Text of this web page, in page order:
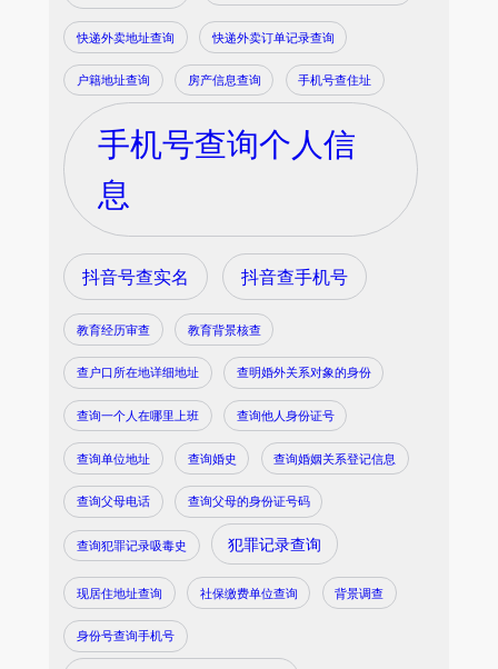
快递外卖地址查询 快递外卖订单记录查询
户籍地址查询 房产信息查询 手机号查住址
手机号查询个人信
息
抖音号查实名 抖音查手机号
教育经历审查 教育背景核查
查户口所在地详细地址 查明婚外关系对象的身份
查询一个人在哪里上班 查询他人身份证号
查询单位地址 查询婚史 查询婚姻关系登记信息
查询父母电话 查询父母的身份证号码
查询犯罪记录吸毒史 犯罪记录查询
现居住地址查询 社保缴费单位查询 背景调查
身份号查询手机号